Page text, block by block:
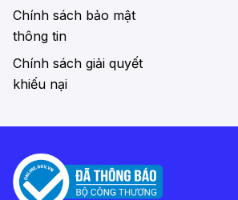
Chính sách bảo mật
thông tin
Chính sách giải quyết
khiếu nại